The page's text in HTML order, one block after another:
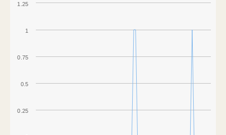
1
0.25
0.5
0.75
1.25